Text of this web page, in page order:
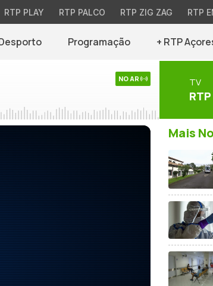
RTP PLAY RTP PALCO RTP ZIG ZAG RTP
Programação + RTP
NO AR TV
Mais